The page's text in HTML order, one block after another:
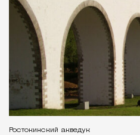
Ростокинский акведук